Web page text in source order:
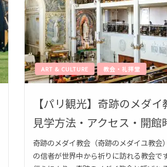
ART & CULTURE 教会・礼拝堂
【パリ観光】奇跡のメダイ
見学方法・アクセス・開館
奇跡のメダイ教会（奇跡のメダイユ教会
の信者が世界中から祈りに訪れる教会で